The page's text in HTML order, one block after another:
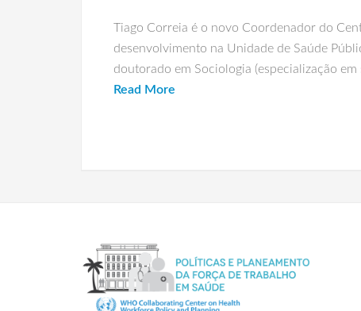
Tiago Correia é o novo Coordenador do
desenvolvimento na Unidade de Saúde
doutorado em Sociologia (especialização
Read More